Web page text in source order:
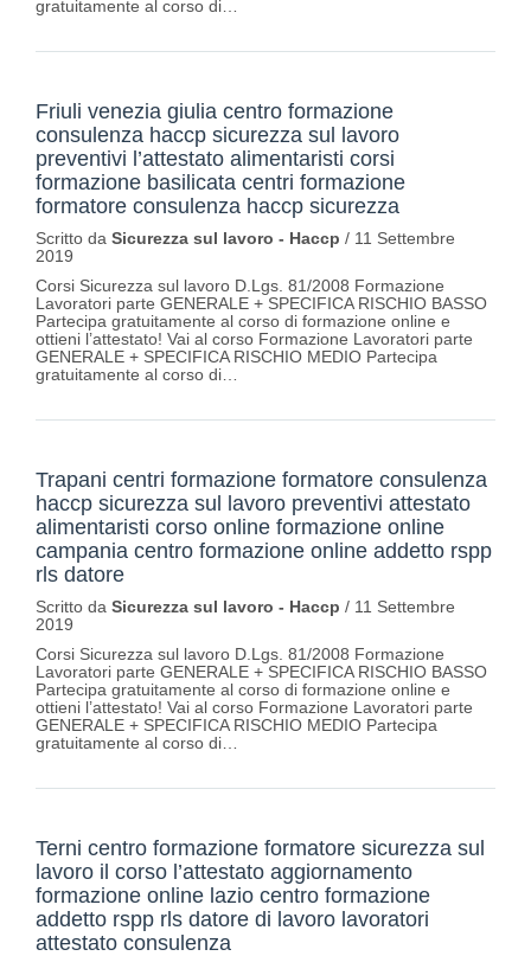
gratuitamente al corso di…
Friuli venezia giulia centro formazione
consulenza haccp sicurezza sul lavoro
preventivi l’attestato alimentaristi corsi
formazione basilicata centri formazione
formatore consulenza haccp sicurezza
Scritto da Sicurezza sul lavoro - Haccp / 11 Settembre
2019
Corsi Sicurezza sul lavoro D.Lgs. 81/2008 Formazione
Lavoratori parte GENERALE + SPECIFICA RISCHIO BASSO
Partecipa gratuitamente al corso di formazione online e
ottieni l’attestato! Vai al corso Formazione Lavoratori parte
GENERALE + SPECIFICA RISCHIO MEDIO Partecipa
gratuitamente al corso di…
Trapani centri formazione formatore consulenza
haccp sicurezza sul lavoro preventivi attestato
alimentaristi corso online formazione online
campania centro formazione online addetto rspp
rls datore
Scritto da Sicurezza sul lavoro - Haccp / 11 Settembre
2019
Corsi Sicurezza sul lavoro D.Lgs. 81/2008 Formazione
Lavoratori parte GENERALE + SPECIFICA RISCHIO BASSO
Partecipa gratuitamente al corso di formazione online e
ottieni l’attestato! Vai al corso Formazione Lavoratori parte
GENERALE + SPECIFICA RISCHIO MEDIO Partecipa
gratuitamente al corso di…
Terni centro formazione formatore sicurezza sul
lavoro il corso l’attestato aggiornamento
formazione online lazio centro formazione
addetto rspp rls datore di lavoro lavoratori
attestato consulenza